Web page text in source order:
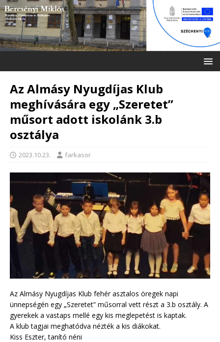
Az Almásy Nyugdíjas Klub
meghívására egy „Szeretet”
műsort adott iskolánk 3.b
osztálya
2023.10.23. farkasor
Az Almásy Nyugdíjas Klub fehér asztalos öregek napi
ünnepségén egy „Szeretet” műsorral vett részt a 3.b osztály. A
gyerekek a vastaps mellé egy kis meglepetést is kaptak.
A klub tagjai meghatódva nézték a kis diákokat.
Kiss Eszter, tanító néni